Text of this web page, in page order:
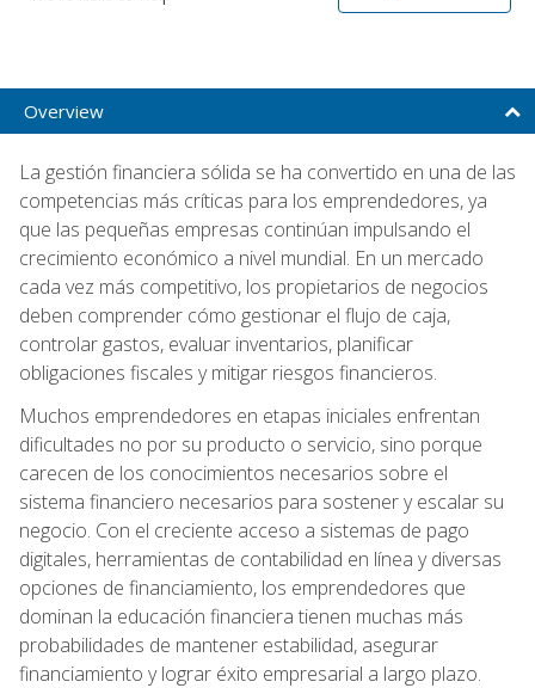
Overview
La gestión financiera sólida se ha convertido en una de las
competencias más críticas para los emprendedores, ya
que las pequeñas empresas continúan impulsando el
crecimiento económico a nivel mundial. En un mercado
cada vez más competitivo, los propietarios de negocios
deben comprender cómo gestionar el flujo de caja,
controlar gastos, evaluar inventarios, planificar
obligaciones fiscales y mitigar riesgos financieros.
Muchos emprendedores en etapas iniciales enfrentan
dificultades no por su producto o servicio, sino porque
carecen de los conocimientos necesarios sobre el
sistema financiero necesarios para sostener y escalar su
negocio. Con el creciente acceso a sistemas de pago
digitales, herramientas de contabilidad en línea y diversas
opciones de financiamiento, los emprendedores que
dominan la educación financiera tienen muchas más
probabilidades de mantener estabilidad, asegurar
financiamiento y lograr éxito empresarial a largo plazo.